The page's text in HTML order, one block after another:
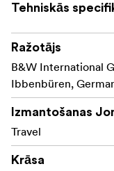
Tehniskās
Ražotājs
B&W International
Ibbenbüren,
Izmantošanas
Travel
Krāsa